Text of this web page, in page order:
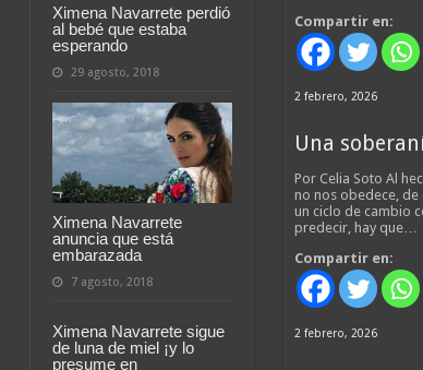
Ximena Navarrete perdió
al bebé que estaba
esperando
29 agosto, 2018
Ximena Navarrete
anuncia que está
embarazada
7 agosto, 2018
Ximena Navarrete sigue
de luna de miel ¡y lo
presume en
Compartir en:
2 febrero, 2026
Una
Por Celia Soto Al
no nos obedece, de
un ciclo de cambio
predecir, hay que…
Compartir en:
2 febrero, 2026